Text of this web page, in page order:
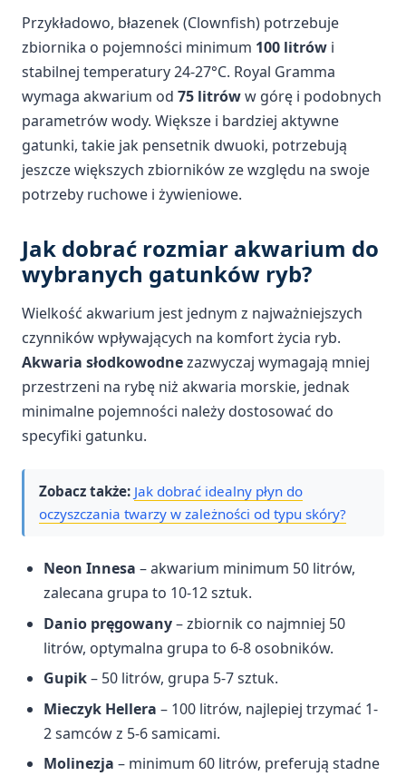
Przykładowo, błazenek (Clownfish) potrzebuje
zbiornika o pojemności minimum 100 litrów i
stabilnej temperatury 24-27°C. Royal Gramma
wymaga akwarium od 75 litróww górę i podobnych
parametrów wody. Większe i bardziej aktywne
gatunki, takie jak pensetnik dwuoki, potrzebują
jeszcze większych zbiorników ze względu na swoje
potrzeby ruchowe i żywieniowe.
Jak dobrać rozmiar akwarium do
wybranych gatunków ryb?
Wielkość akwarium jest jednym z najważniejszych
czynników wpływających na komfort życia ryb.
Akwaria słodkowodnezazwyczaj wymagają mniej
przestrzeni na rybę niż akwaria morskie, jednak
minimalne pojemności należy dostosować do
specyfiki gatunku.
Zobacz także: Jak dobrać idealny płyn do
oczyszczania twarzy w zależności od typu skóry?
Neon Innesa – akwarium minimum 50 litrów,
zalecana grupa to 10-12 sztuk.
Danio pręgowany– zbiornik co najmniej 50
litrów, optymalna grupa to 6-8 osobników.
Gupik– 50 litrów, grupa 5-7 sztuk.
Mieczyk Hellera – 100 litrów, najlepiej trzymać 1-
2 samców z 5-6 samicami.
Molinezja – minimum 60 litrów, preferują stadne